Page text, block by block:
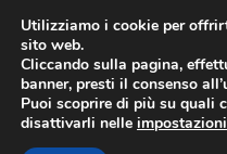
Vai
contenuto
Utilizziamo i cookie per
sito web.
Cliccando sulla pagina,
banner, presti il consenso
Puoi scoprire di più su quali
disattivarli nelle impostazioni